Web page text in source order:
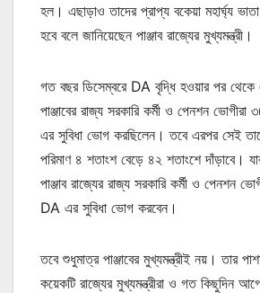
হল। এছাড়াও তাদের প্রাপ্য বকেয়া মহার্ঘ্য
হবে বলে জানিয়েছেন পাঞ্জাব রাজ্যের মুখ্যমন্ত্রী।
গত বছর ডিসেম্বরে DA বৃদ্ধি হওয়ার পর থেকে
পাঞ্জাবের রাজ্য সরকারি কর্মী ও পেনশন
এর সুবিধা ভোগ করছিলেন। তবে এরপর সেই
পরিমাণ ৪ শতাংশ বেড়ে ৪২ শতাংশে দাঁড়াবে।
পাঞ্জাব রাজ্যের রাজ্য সরকারি কর্মী ও পেনশন
DA এর সুবিধা ভোগ করবেন।
তবে শুধুমাত্র পাঞ্জাবের মুখ্যমন্ত্রীই নয়। তার
কয়েকটি রাজ্যের মুখ্যমন্ত্রীরা ও গত কিছুদিন